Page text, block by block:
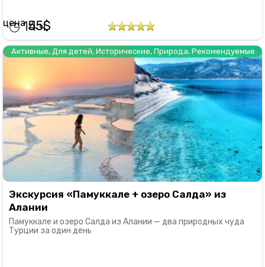
1455
Активные, Для детей, Исторические, Природа, Рекомендуемые
Экскурсия «Памуккале + озеро Салда» из
Алании
Памуккале и озеро Салда из Алании — два природных чуда
Турции за один день